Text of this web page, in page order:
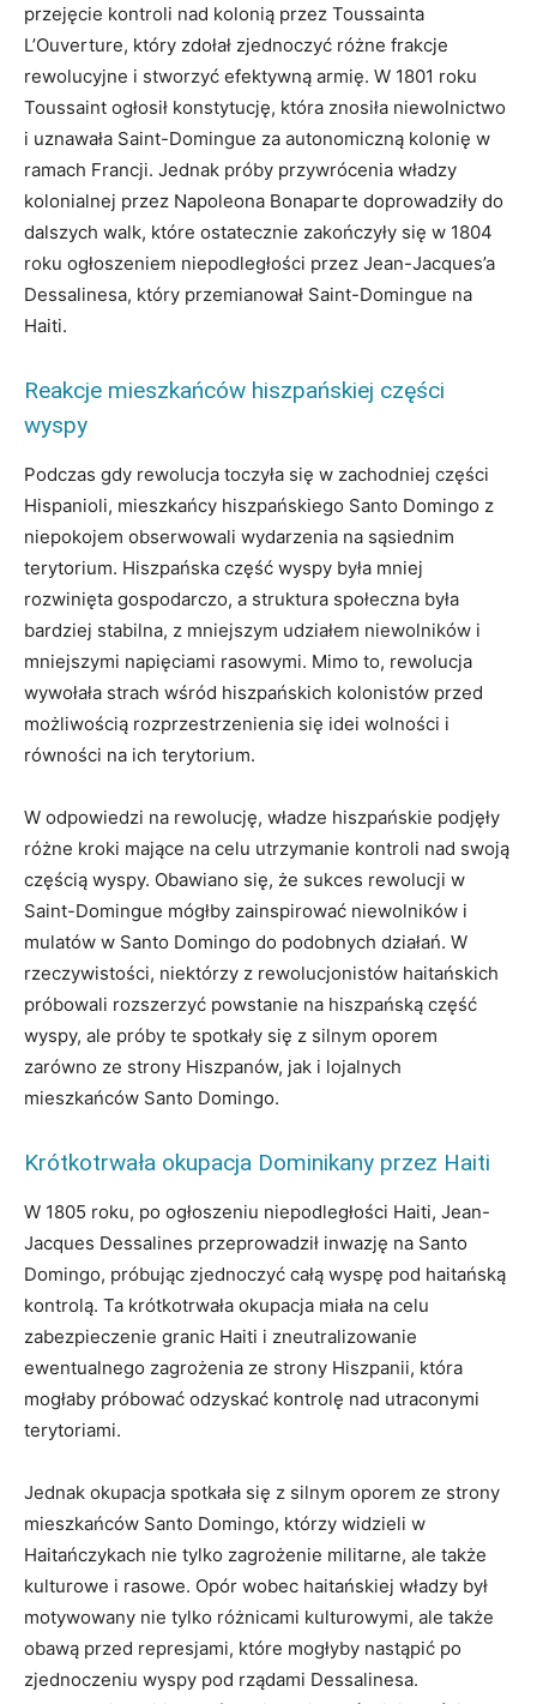
przejęcie kontroli nad kolonią przez Toussainta
L’Ouverture, który zdołał zjednoczyć różne frakcje
rewolucyjne i stworzyć efektywną armię. W 1801 roku
Toussaint ogłosił konstytucję, która znosiła niewolnictwo
i uznawała Saint-Domingue za autonomiczną kolonię w
ramach Francji. Jednak próby przywrócenia władzy
kolonialnej przez Napoleona Bonaparte doprowadziły do
dalszych walk, które ostatecznie zakończyły się w 1804
roku ogłoszeniem niepodległości przez Jean-Jacques’a
Dessalinesa, który przemianował Saint-Domingue na
Haiti.
Reakcje mieszkańców hiszpańskiej części
wyspy
Podczas gdy rewolucja toczyła się w zachodniej części
Hispanioli, mieszkańcy hiszpańskiego Santo Domingo z
niepokojem obserwowali wydarzenia na sąsiednim
terytorium. Hiszpańska część wyspy była mniej
rozwinięta gospodarczo, a struktura społeczna była
bardziej stabilna, z mniejszym udziałem niewolników i
mniejszymi napięciami rasowymi. Mimo to, rewolucja
wywołała strach wśród hiszpańskich kolonistów przed
możliwością rozprzestrzenienia się idei wolności i
równości na ich terytorium.
W odpowiedzi na rewolucję, władze hiszpańskie podjęły
różne kroki mające na celu utrzymanie kontroli nad swoją
częścią wyspy. Obawiano się, że sukces rewolucji w
Saint-Domingue mógłby zainspirować niewolników i
mulatów w Santo Domingo do podobnych działań. W
rzeczywistości, niektórzy z rewolucjonistów haitańskich
próbowali rozszerzyć powstanie na hiszpańską część
wyspy, ale próby te spotkały się z silnym oporem
zarówno ze strony Hiszpanów, jak i lojalnych
mieszkańców Santo Domingo.
Krótkotrwała okupacja Dominikany przez Haiti
W 1805 roku, po ogłoszeniu niepodległości Haiti, Jean-
Jacques Dessalines przeprowadził inwazję na Santo
Domingo, próbując zjednoczyć całą wyspę pod haitańską
kontrolą. Ta krótkotrwała okupacja miała na celu
zabezpieczenie granic Haiti i zneutralizowanie
ewentualnego zagrożenia ze strony Hiszpanii, która
mogłaby próbować odzyskać kontrolę nad utraconymi
terytoriami.
Jednak okupacja spotkała się z silnym oporem ze strony
mieszkańców Santo Domingo, którzy widzieli w
Haitańczykach nie tylko zagrożenie militarne, ale także
kulturowe i rasowe. Opór wobec haitańskiej władzy był
motywowany nie tylko różnicami kulturowymi, ale także
obawą przed represjami, które mogłyby nastąpić po
zjednoczeniu wyspy pod rządami Dessalinesa.